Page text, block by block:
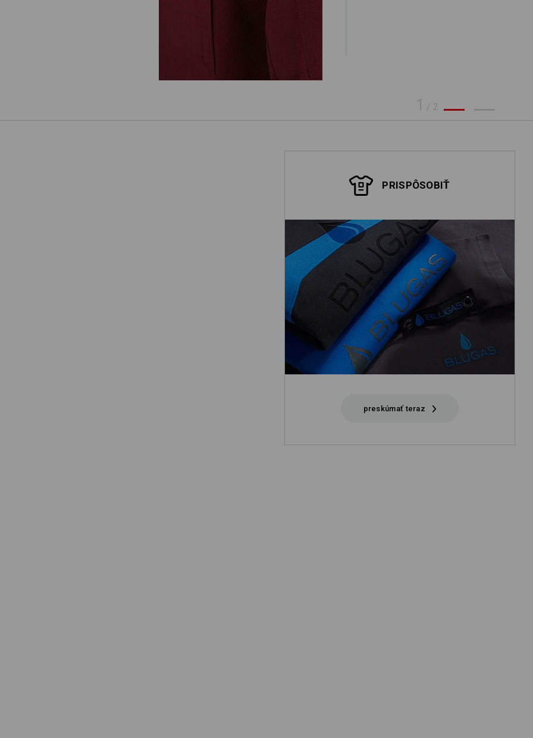
1 / 2
PRISPÔSOBIŤ
preskúmať teraz